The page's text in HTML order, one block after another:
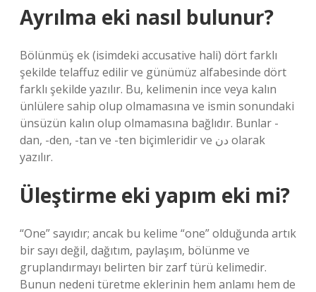
Ayrılma eki nasıl bulunur?
Bölünmüş ek (isimdeki accusative hali) dört farklı
şekilde telaffuz edilir ve günümüz alfabesinde dört
farklı şekilde yazılır. Bu, kelimenin ince veya kalın
ünlülere sahip olup olmamasına ve ismin sonundaki
ünsüzün kalın olup olmamasına bağlıdır. Bunlar -
dan, -den, -tan ve -ten biçimleridir ve دن olarak
yazılır.
Üleştirme eki yapım eki mi?
“One” sayıdır; ancak bu kelime “one” olduğunda artık
bir sayı değil, dağıtım, paylaşım, bölünme ve
gruplandırmayı belirten bir zarf türü kelimedir.
Bunun nedeni türetme eklerinin hem anlamı hem de